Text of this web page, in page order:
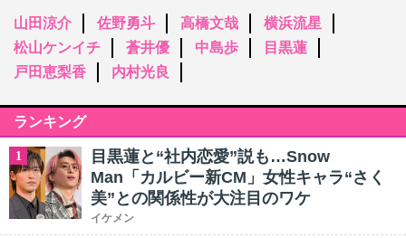
山田涼介 佐野勇斗 高橋文哉
横浜流星
松山ケンイチ
蒼井優 中島歩
目黒蓮
戸田恵梨香
内村光良
ランキング
1
目黒蓮と“社内恋愛”説も…Snow
Man「カルビー新CM」女性キャラ“さく
美”との関係性が大注目のワケ
イケメン